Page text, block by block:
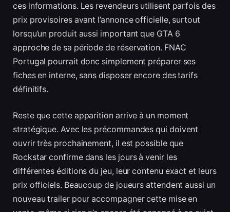
ces informations. Les revendeurs utilisent parfois des
prix provisoires avant l’annonce officielle, surtout
lorsqu’un produit aussi important que GTA 6
approche de sa période de réservation. FNAC
Portugal pourrait donc simplement préparer ses
fiches en interne, sans disposer encore des tarifs
définitifs.
Reste que cette apparition arrive à un moment
stratégique. Avec les précommandes qui doivent
ouvrir très prochainement, il est possible que
Rockstar confirme dans les jours à venir les
différentes éditions du jeu, leur contenu exact et leurs
prix officiels. Beaucoup de joueurs attendent aussi un
nouveau trailer pour accompagner cette mise en